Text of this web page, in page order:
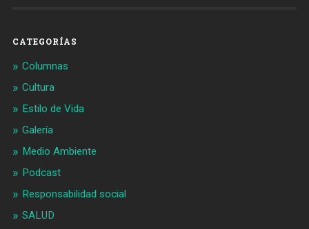
CATEGORÍAS
Columnas
Cultura
Estilo de Vida
Galería
Medio Ambiente
Podcast
Responsabilidad social
SALUD